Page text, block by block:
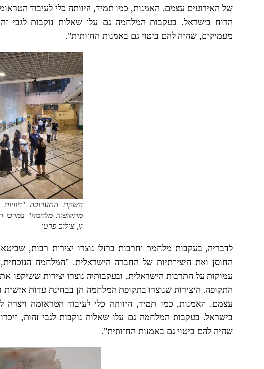
של האירועים עצמם. האמנות, כמו תמיד, היוותה כלי לעיבוד
הרוח בישראל. בעקבות המלחמה גם עלו שאלות נוקבות לגבי
מעמיקים, שהיה להם ביטוי גם באמנות החזותית".
השקת התערוכה "חוויות
מתקופות מלחמה" במרכז
גן, צילום פרטי
לדבריה, בעקבות מלחמת 'חרבות ברזל' נוצרו יצירות רבות,
החוסן ואת היצירתיות של החברה הישראלית. "המלחמה
עמוקות על התרבות הישראלית, ובעקבותיה נוצרו יצירות ששיקפו
התקופה. היצירות שנוצרו בתקופת המלחמה הן בבחינת עדות אישית
עצמם. האמנות, כמו תמיד, היוותה כלי לעיבוד הטראומה ויצרה
בישראל. בעקבות המלחמה גם עלו שאלות נוקבות לגבי זהות,
שהיה להם ביטוי גם באמנות החזותית".